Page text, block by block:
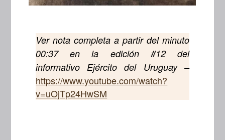
Ver nota completa a partir del minuto
00:37 en la edición #12 del
informativo Ejército del Uruguay –
https://www.youtube.com/watch?
v=uOjTp24HwSM